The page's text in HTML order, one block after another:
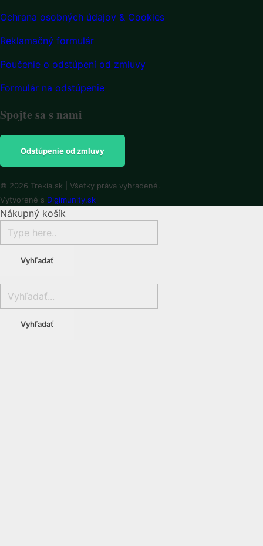
Ochrana osobných údajov & Cookies
Reklamačný formulár
Poučenie o odstúpení od zmluvy
Formulár na odstúpenie
Spojte sa s nami
Odstúpenie od zmluvy
© 2026 Trekia.sk | Všetky práva vyhradené.
Vytvorené s Digimunity.sk
Nákupný košík